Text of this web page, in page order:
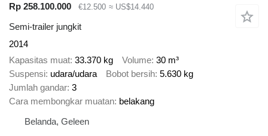
Rp 258.100.000
€12.500 ≈ US$14.440
Semi-trailer jungkit
2014
Kapasitas muat 33.370 kg Volume 30 m³
Suspensi udara/udara Bobot bersih 5.630 kg
Jumlah gandar 3
Cara membongkar muatan belakang
Belanda, Geleen